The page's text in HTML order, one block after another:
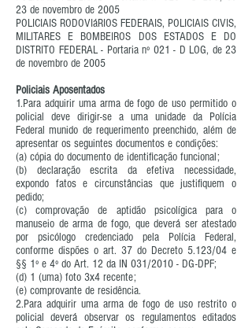
23 de novembro de 2005
POLICIAIS RODOVIáRIOS FEDERAIS, POLICIAIS CIVIS,
MILITARES E BOMBEIROS DOS ESTADOS E DO
DISTRITO FEDERAL - Portaria nº 021 - D LOG, de 23
de novembro de 2005
Policiais Aposentados
1.Para adquirir uma arma de fogo de uso permitido o
policial deve dirigir-se a uma unidade da Polícia
Federal munido de requerimento preenchido, além de
apresentar os seguintes documentos e condições:
(a) cópia do documento de identificação funcional;
(b) declaração escrita da efetiva necessidade,
expondo fatos e circunstâncias que justifiquem o
pedido;
(c) comprovação de aptidão psicolígica para o
manuseio de arma de fogo, que deverá ser atestado
por psicólogo credenciado pela Polícia Federal,
conforme dispões o art. 37 do Decreto 5.123/04 e
§§ 1º e 4º do Art. 12 da IN 031/2010 - DG-DPF;
(d) 1 (uma) foto 3x4 recente;
(e) comprovante de residência.
2.Para adquirir uma arma de fogo de uso restrito o
policial deverá observar os regulamentos editados